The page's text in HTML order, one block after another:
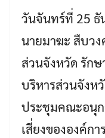
วันจันทร์ที่ 25 ธั
นายมาฆะ สืบว
ส่วนจังหวัด รัก
บริหารส่วนจังห
ประชุมคณะอนุก
เสี่ยงขององค์ก